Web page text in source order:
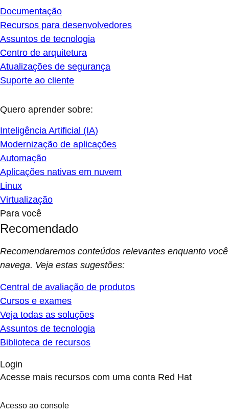
Documentação
Recursos para desenvolvedores
Assuntos de tecnologia
Centro de arquitetura
Atualizações de segurança
Suporte ao cliente
Quero aprender sobre:
Inteligência Artificial (IA)
Modernização de aplicações
Automação
Aplicações nativas em nuvem
Linux
Virtualização
Para você
Recomendado
Recomendaremos conteúdos relevantes enquanto você
navega. Veja estas sugestões:
Central de avaliação de produtos
Cursos e exames
Veja todas as soluções
Assuntos de tecnologia
Biblioteca de recursos
Login
Acesse mais recursos com uma conta Red Hat
Acesso ao console